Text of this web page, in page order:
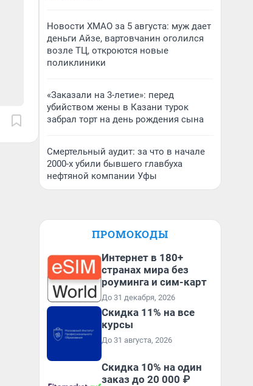
Новости ХМАО за 5 августа: муж дает
деньги Айзе, вартовчанин оголился
возле ТЦ, откроются новые
поликлиники
«Заказали на 3-летие»: перед
убийством жены в Казани турок
забрал торт на день рождения сына
Смертельный аудит: за что в начале
2000-х убили бывшего главбуха
нефтяной компании Уфы
ПРОМОКОДЫ
Интернет в 180+
странах мира без
роуминга и сим-карт
До 31 декабря, 2026
Скидка 11% на все
курсы
До 31 августа, 2026
Скидка 10% на один
заказ до 20 000 ₽